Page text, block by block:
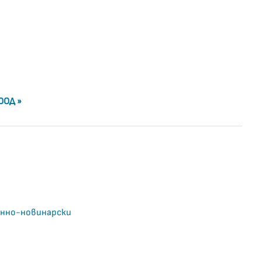
»
новинарски